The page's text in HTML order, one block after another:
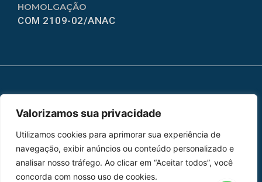
Valorizamos sua privacidade
Utilizamos cookies para aprimorar sua experiência de
navegação, exibir anúncios ou conteúdo personalizado e
analisar nosso tráfego. Ao clicar em “Aceitar todos”, você
concorda com nosso uso de cookies.
HOMOLGAÇÃO
COM 2109-02/ANAC
Peças
Catálogo de Aplicações